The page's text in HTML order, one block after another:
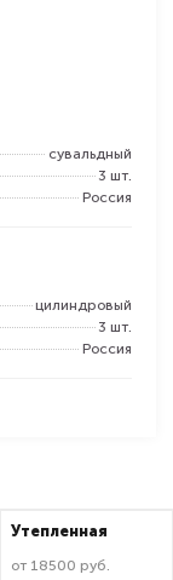
сувальдный
3 шт.
Россия
цилиндровый
3 шт.
Россия
Утепленная
от 18500 руб.